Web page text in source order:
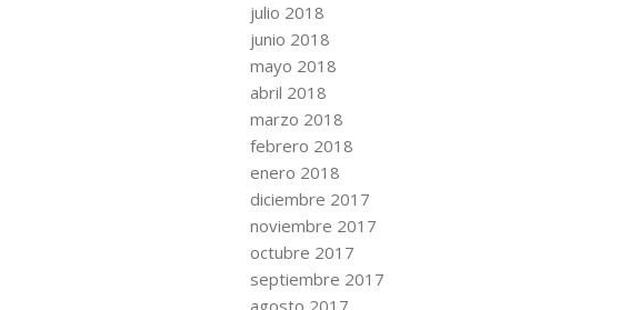
julio 2018
junio 2018
mayo 2018
abril 2018
marzo 2018
febrero 2018
enero 2018
diciembre 2017
noviembre 2017
octubre 2017
septiembre 2017
agosto 2017